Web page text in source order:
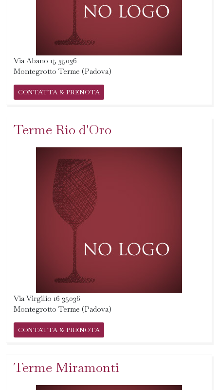
Via Abano 15 35036
Montegrotto Terme (Padova)
CONTATTA & PRENOTA
Terme Rio d'Oro
Via Virgilio 16 35036
Montegrotto Terme (Padova)
CONTATTA & PRENOTA
Terme Miramonti